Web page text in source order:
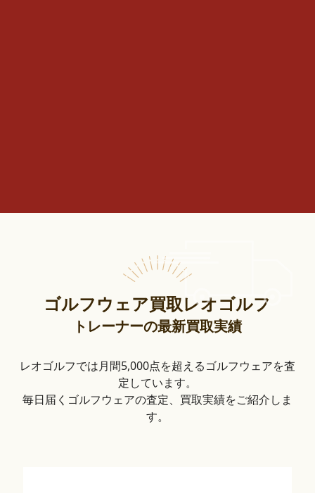
ゴルフウェア買取レオゴルフ
トレーナーの最新買取実績
レオゴルフでは月間5,000点を超えるゴルフウェアを査
定しています。
毎日届くゴルフウェアの査定、買取実績をご紹介しま
す。